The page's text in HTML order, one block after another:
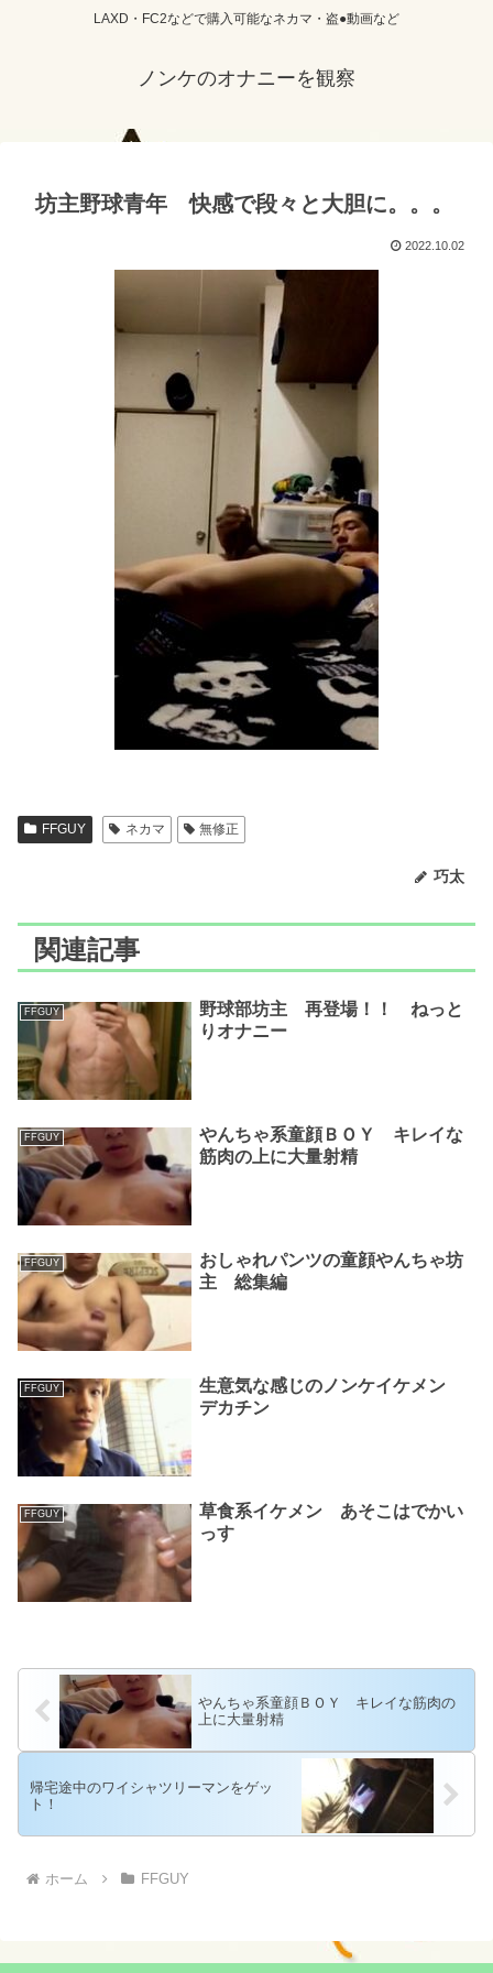
LAXD・FC2などで購入可能なネカマ・盗●動画など
ノンケのオナニーを観察
坊主野球青年 快感で段々と大胆に。。。
2022.10.02
FFGUY ネカマ 無修正
巧太
関連記事
FFGUY
野球部坊主 再登場！！ ねっと
りオナニー
FFGUY
やんちゃ系童顔ＢＯＹ キレイな
筋肉の上に大量射精
FFGUY
おしゃれパンツの童顔やんちゃ坊
主 総集編
FFGUY
生意気な感じのノンケイケメン
デカチン
FFGUY
草食系イケメン あそこはでかい
っす
やんちゃ系童顔ＢＯＹ キレイな筋肉の
上に大量射精
帰宅途中のワイシャツリーマンをゲッ
ト！
ホーム FFGUY